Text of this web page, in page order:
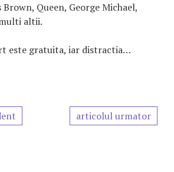
Brown, Queen, George Michael,
altii.
este gratuita, iar distractia…
articolul urmator